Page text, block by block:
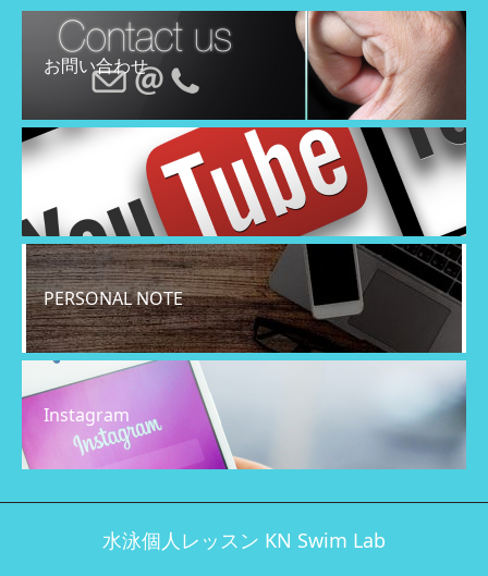
お問い合わせ
PERSONAL NOTE
Instagram
水泳個人レッスン KN Swim Lab